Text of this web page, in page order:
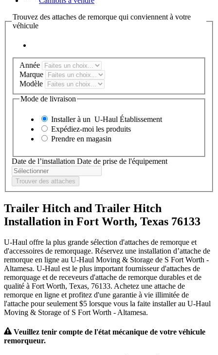
Trouvez des attaches de remorque qui conviennent à votre
véhicule
Année
Marque
Modèle
Mode de livraison
Installer à un U-Haul Établissement
Expédiez-moi les produits
Prendre en magasin
Date de l’installation Date de prise de l'équipement
Trouver des attaches
Trailer Hitch and Trailer Hitch
Installation in Fort Worth, Texas 76133
U-Haul offre la plus grande sélection d'attaches de remorque et
d'accessoires de remorquage. Réservez une installation d’attache de
remorque en ligne au U-Haul Moving & Storage de S Fort Worth -
Altamesa. U-Haul est le plus important fournisseur d'attaches de
remorquage et de receveurs d'attache de remorque durables et de
qualité à Fort Worth, Texas, 76133. Achetez une attache de
remorque en ligne et profitez d'une garantie à vie illimitée de
l'attache pour seulement $5 lorsque vous la faite installer au U-Haul
Moving & Storage of S Fort Worth - Altamesa.
Veuillez tenir compte de l'état mécanique de votre véhicule
remorqueur.